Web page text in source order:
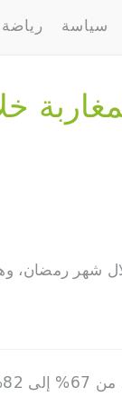
سياسة رياضة
open stream:
/home/welovebu/
شهر رمضان،
العادية.